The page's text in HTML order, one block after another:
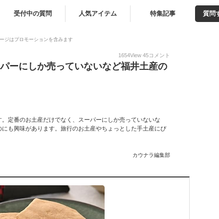
受付中の質問 人気アイテム 特集記事 質問
ジはプロモーションを含みます
1654View 45コメント
ーにしか売っていないなど福井土産の
定番のお土産だけでなく、スーパーにしか売っていないな
も興味があります。旅行のお土産やちょっとした手土産にぴ
カウナラ編集部